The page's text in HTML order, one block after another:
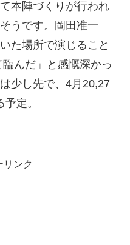
本陣づくりが行われ
うです。岡田准一
た場所で演じること
んだ」と感慨深かっ
少し先で、4月20,27
定。
リンク